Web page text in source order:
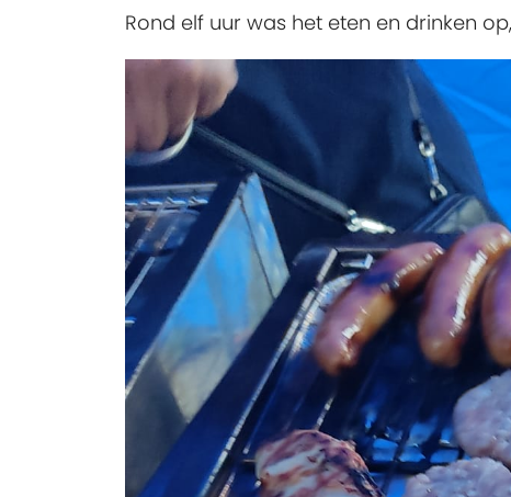
Rond elf uur was het eten en drinken